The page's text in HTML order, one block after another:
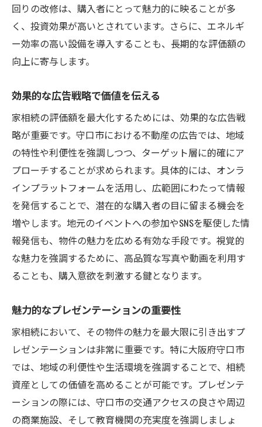
回りの改修は、購入者にとって魅力的に映ることが多
く、投資効果が高いとされています。さらに、エネルギ
ー効率の高い設備を導入することも、長期的な評価額の
向上に寄与します。
効果的な広告戦略で価値を伝える
家相続の評価額を最大化するためには、効果的な広告戦
略が重要です。守口市における不動産の広告では、地域
の特性や利便性を強調しつつ、ターゲット層に的確にア
プローチすることが求められます。具体的には、オンラ
インプラットフォームを活用し、広範囲にわたって情報
を発信することで、潜在的な購入者の目に留まる機会を
増やします。地元のイベントへの参加やSNSを駆使した情
報発信も、物件の魅力を広める有効な手段です。視覚的
な魅力を強調するために、高品質な写真や動画を利用す
ることも、購入意欲を刺激する鍵となります。
魅力的なプレゼンテーションの重要性
家相続において、その物件の魅力を最大限に引き出すプ
レゼンテーションは非常に重要です。特に大阪府守口市
では、地域の利便性や生活環境を強調することで、相続
資産としての価値を高めることが可能です。プレゼンテ
ーションの際には、守口市の交通アクセスの良さや周辺
の商業施設、そして教育機関の充実度を強調しましょ